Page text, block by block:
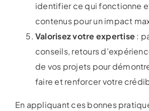
identifier ce qui fonctionne
contenus pour un impact
Valorisez votre expertise:
conseils, retours
de vos projets pour
faire et renforcer votre
En appliquant ces bonnes